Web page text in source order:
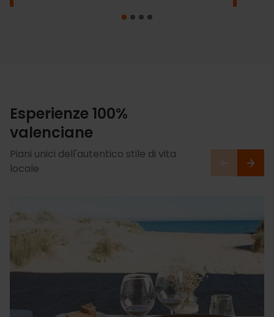
Esperienze 100%
valenciane
Piani unici dell'autentico stile di vita
locale